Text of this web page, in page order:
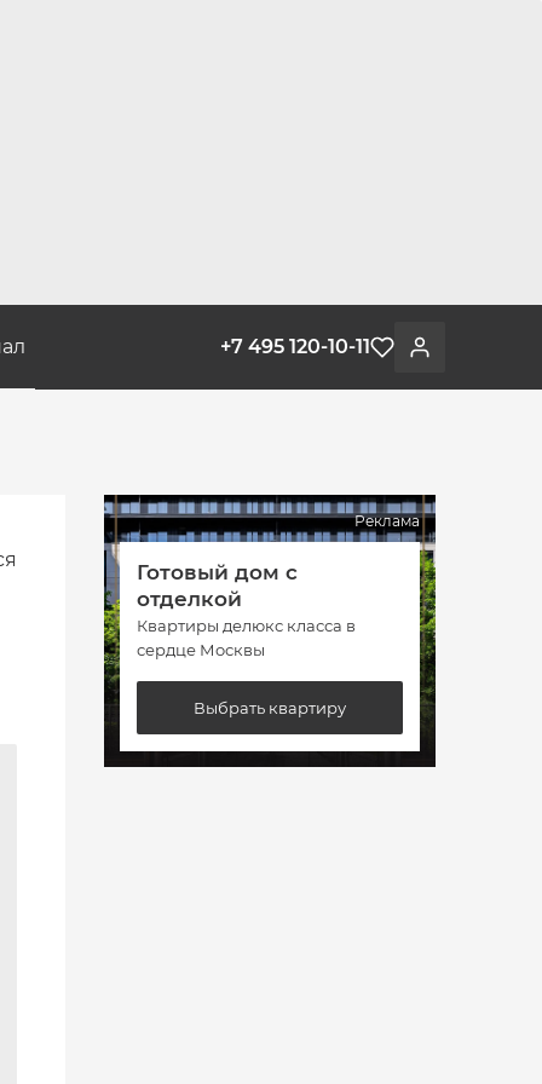
Войти
Избранное
+7 495 120-10-11
Реклама
Готовый дом с
отделкой
Квартиры делюкс класса в
сердце Москвы
Выбрать квартиру